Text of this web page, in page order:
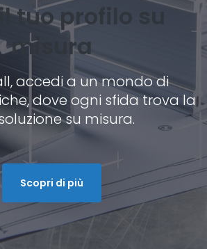
tuo profilo su
misura
accedi a un mondo di
dove ogni sfida trova la
su misura.
Scopri di più